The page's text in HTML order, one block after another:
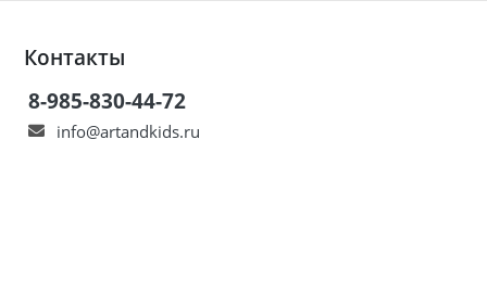
Контакты
8-985-830-44-72
info@artandkids.ru